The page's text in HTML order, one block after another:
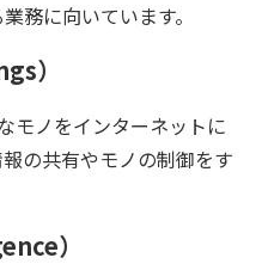
務に向いています。
）
モノをインターネットに
の共有やモノの制御をす
）